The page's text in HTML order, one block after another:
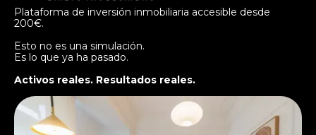
Plataforma de inversión inmobiliaria accesible desde
200€.
Esto no es una simulación.
Es lo que ya ha pasado.
Activos reales. Resultados reales.